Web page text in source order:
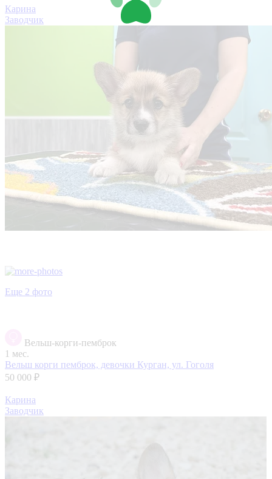
Карина
Заводчик
Еще 2 фото
Вельш-корги-пемброк
1 мес.
Вельш корги пемброк, девочки Курган, ул. Гоголя
50 000 ₽
Карина
Заводчик